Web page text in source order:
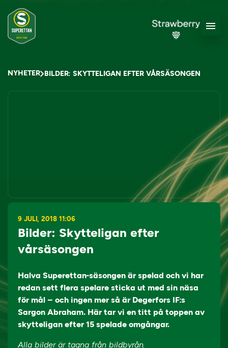
NYHETER BILDER: SKYTTELIGAN EFTER VÅRSÄSONGEN
9 JULI, 2018 11:06
Bilder: Skytteligan efter
vårsäsongen
Halva Superettan-säsongen är spelad och vi har
redan sett flera spelare sticka ut med sin näsa
för mål – och ingen mer så är Degerfors IF:s
Sargon Abraham. Här tar vi en titt på toppen av
skytteligan efter 15 spelade omgångar.
Alla bilder är tagna från bildbyrån.